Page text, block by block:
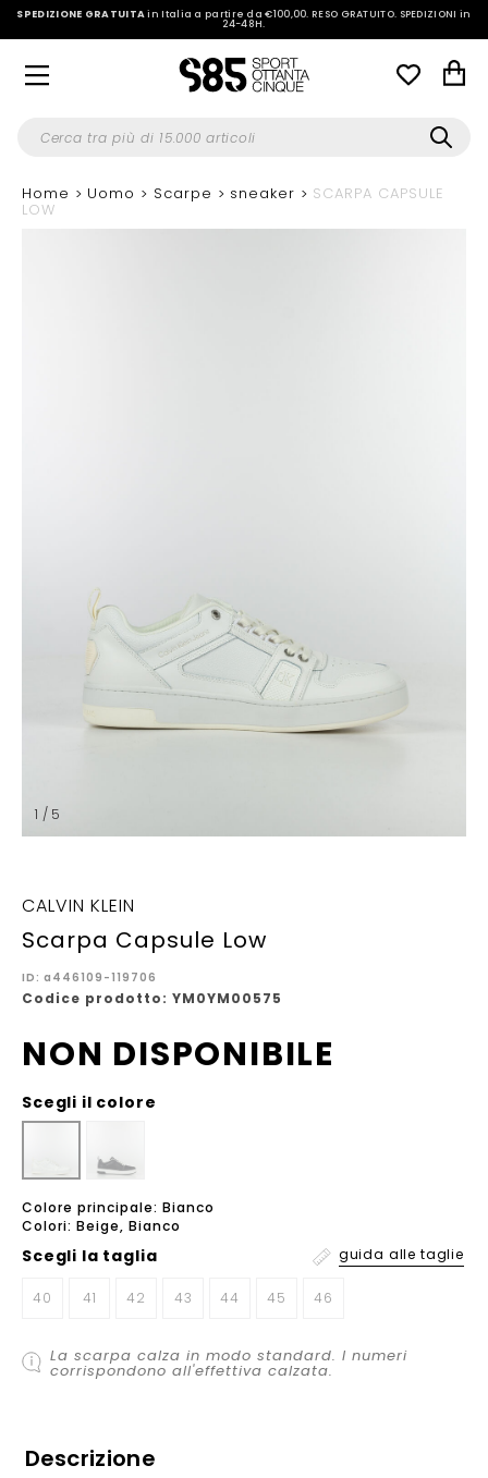
SPEDIZIONE GRATUITAin Italia a partire da €100,00.RESO GRATUITO. SPEDIZIONI in
24-48H.
Home Uomo Scarpe sneaker SCARPA CAPSULE
LOW
1 / 5
CALVIN KLEIN
Scarpa Capsule Low
ID: a446109-119706
Codice prodotto: YM0YM00575
NON DISPONIBILE
Scegli il colore
Colore principale: Bianco
Colori: Beige, Bianco
Scegli la taglia guida alle taglie
40 41 42 43 44 45 46
La scarpa calza in modo standard. I numeri
corrispondono all'effettiva calzata.
Descrizione